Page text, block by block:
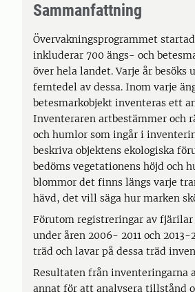
Sammanfattning
Övervakningsprogrammet
inkluderar 700 ängs- och
över hela landet. Varje år besöks
femtedel av dessa. Inom varje
betesmarkobjekt inventeras ett
Inventeraren artbestämmer och
och humlor som ingår i
beskriva objektens ekologiska
bedöms vegetationens höjd och
blommor det finns längs varje
hävd, det vill säga hur marken
Förutom registreringar av
under åren 2006- 2011 och 2013-
träd och lavar på dessa träd
Resultaten från inventeringarna
annat för att analysera tillstånd